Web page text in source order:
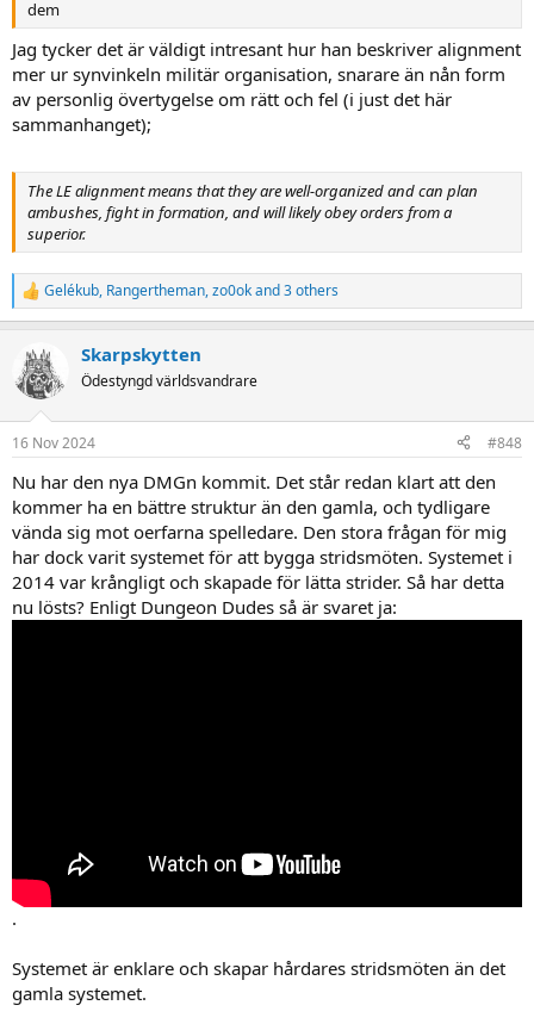
dem
Jag tycker det är väldigt intresant hur han beskriver alignment
mer ur synvinkeln militär organisation, snarare än nån form
av personlig övertygelse om rätt och fel (i just det här
sammanhanget);
The LE alignment means that they are well-organized and can plan
ambushes, fight in formation, and will likely obey orders from a
superior.
R
e
c
t
i
s
Gelékub, Rangertheman,zo0okand 3 others
Skarpskytten
Ödestyngd världsvandrare
16 Nov 2024 #848
Nu har den nya DMGn kommit. Det står redan klart att den
kommer ha en bättre struktur än den gamla, och tydligare
vända sig mot oerfarna spelledare. Den stora frågan för mig
har dock varit systemet för att bygga stridsmöten. Systemet i
2014 var krångligt och skapade för lätta strider. Så har detta
nu lösts? Enligt Dungeon Dudes så är svaret ja:
.
Systemet är enklare och skapar hårdares stridsmöten än det
gamla systemet.